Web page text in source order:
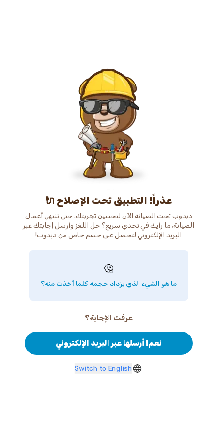
عذراً! التطبيق تحت الإصلاح 🔌
دبدوب تحت الصيانة الآن لتحسين تجربتك. حتى ننتهي أعمال
الصيانة، ما رأيك في تحدي سريع؟ حل اللغز وأرسل إجابتك عبر
البريد الإلكتروني لتحصل على خصم خاص من دبدوب!
🤔
ما هو الشيء الذي يزداد حجمه كلما أخذت منه؟
عرفت الإجابة؟
نعم! أرسلها عبر البريد الإلكتروني
Switch to English